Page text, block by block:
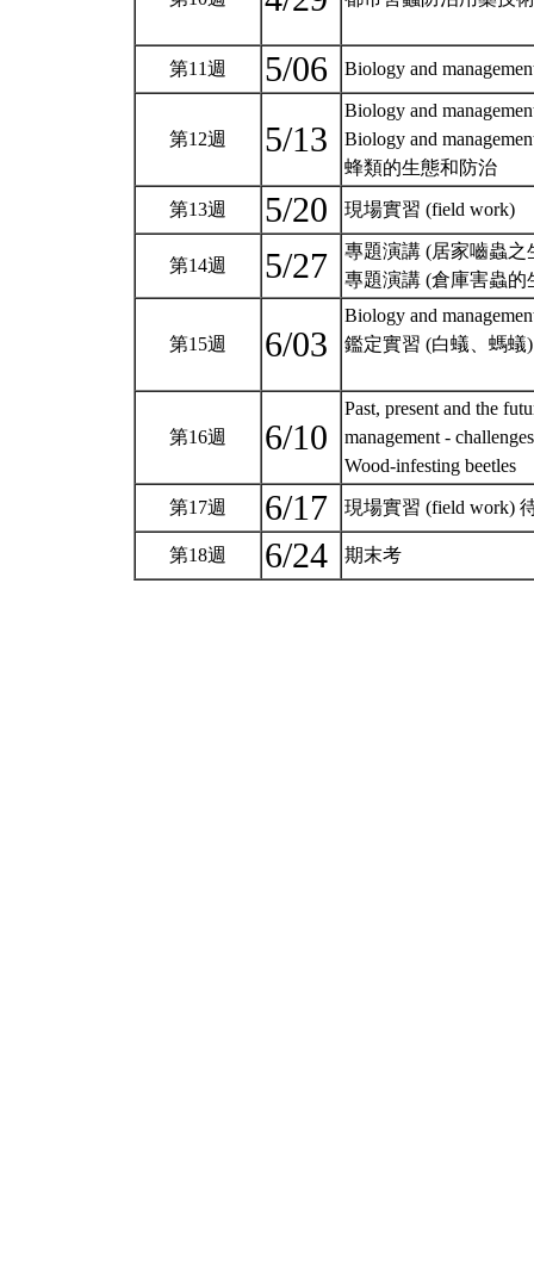
第11週 5/06 Biology and
第12週 5/13
Biology and
Biology and
蜂類的生態和防治
第13週 5/20 現場實習 (field work)
第14週 5/27
專題演講 (居家嚙蟲之
專題演講 (倉庫害蟲
第15週 6/03
Biology and
鑑定實習 (白蟻、螞蟻)
第16週 6/10
Past, present and the
management -
Wood-infesting beetles
第17週 6/17 現場實習 (field work)
第18週 6/24 期末考